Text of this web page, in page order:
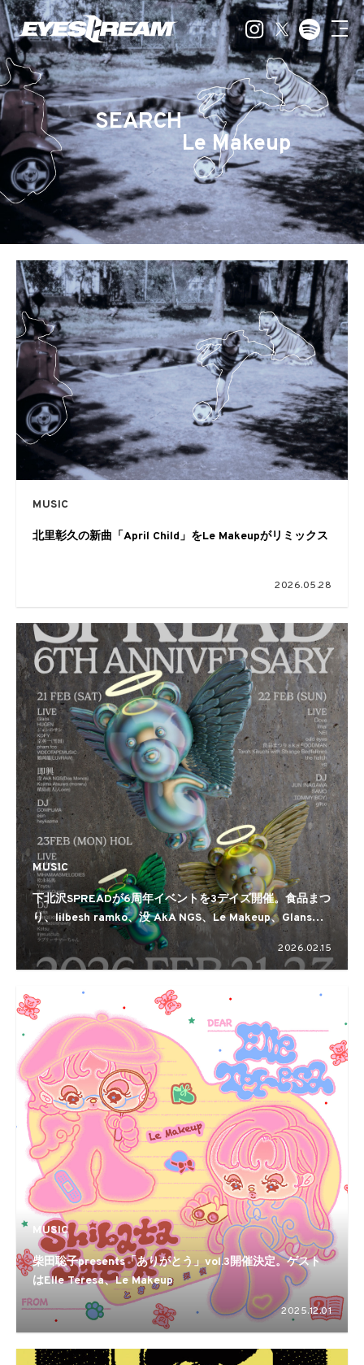
SEARCH
Le Makeup
MUSIC
北里彰久の新曲「April Child」をLe Makeupがリミックス
2026.05.28
MUSIC
下北沢SPREADが6周年イベントを3デイズ開催。食品まつ
り、lilbesh ramko、没 AkA NGS、Le Makeup、Glans、
VIDEOTAPEMUSIC、COMPUMAら多彩にラインナップ
2026.02.15
MUSIC
柴田聡子presents「ありがとう」vol.3開催決定。ゲスト
はElle Teresa、Le Makeup
2025.12.01